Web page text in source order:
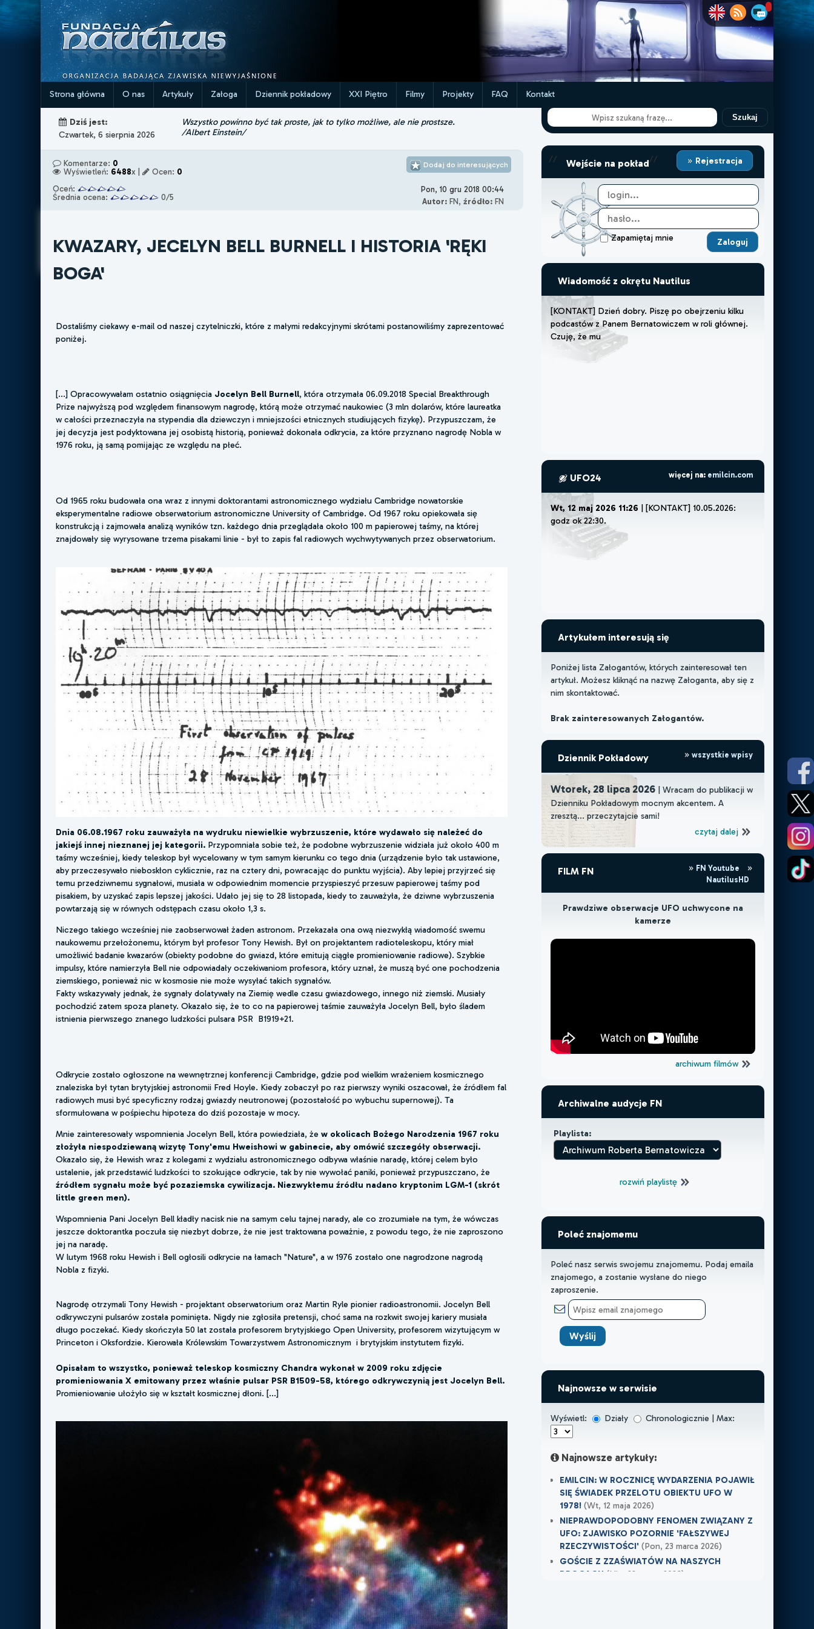
Strona główna O nas Artykuły Załoga Dziennik pokładowy XXI Piętro Filmy Projekty FAQ Kontakt
Dziś jest:
Czwartek, 6 sierpnia 2026
Wszystko powinno być tak proste, jak to tylko możliwe, ale nie prostsze.
/Albert Einstein/
Komentarze: 0
Wyświetleń: 6488x | Ocen: 0
Oceń:
Średnia ocena:
0/5
Dodaj do interesujących
Pon, 10 gru 2018 00:44
Autor:FN, źródło:FN
KWAZARY, JECELYN BELL BURNELL I HISTORIA 'RĘKI
BOGA'
Dostaliśmy ciekawy e-mail od naszej czytelniczki, które z małymi redakcyjnymi skrótami postanowiliśmy zaprezentować
poniżej.
[...] Opracowywałam ostatnio osiągnięcia Jocelyn Bell Burnell, która otrzymała 06.09.2018 Special Breakthrough
Prize najwyższą pod względem finansowym nagrodę, którą może otrzymać naukowiec (3 mln dolarów, które laureatka
w całości przeznaczyła na stypendia dla dziewczyn i mniejszości etnicznych studiujących fizykę). Przypuszczam, że
jej decyzja jest podyktowana jej osobistą historią, ponieważ dokonała odkrycia, za które przyznano nagrodę Nobla w
1976 roku, ją samą pomijając ze względu na płeć.
Od 1965 roku budowała ona wraz z innymi doktorantami astronomicznego wydziału Cambridge nowatorskie
eksperymentalne radiowe obserwatorium astronomiczne University of Cambridge. Od 1967 roku opiekowała się
konstrukcją i zajmowała analizą wyników tzn. każdego dnia przeglądała około 100 m papierowej taśmy, na której
znajdowały się wyrysowane trzema pisakami linie - był to zapis fal radiowych wychwytywanych przez obserwatorium.
Dnia 06.08.1967 roku zauważyła na wydruku niewielkie wybrzuszenie, które wydawało się należeć do
jakiejś innej nieznanej jej kategorii. Przypomniała sobie też, że podobne wybrzuszenie widziała już około 400 m
taśmy wcześniej, kiedy teleskop był wycelowany w tym samym kierunku co tego dnia (urządzenie było tak ustawione,
aby przeczesywało nieboskłon cyklicznie, raz na cztery dni, powracając do punktu wyjścia). Aby lepiej przyjrzeć się
temu przedziwnemu sygnałowi, musiała w odpowiednim momencie przyspieszyć przesuw papierowej taśmy pod
pisakiem, by uzyskać zapis lepszej jakości. Udało jej się to 28 listopada, kiedy to zauważyła, że dziwne wybrzuszenia
powtarzają się w równych odstępach czasu około 1,3 s.
Niczego takiego wcześniej nie zaobserwował żaden astronom. Przekazała ona ową niezwykłą wiadomość swemu
naukowemu przełożonemu, którym był profesor Tony Hewish. Był on projektantem radioteleskopu, który miał
umożliwić badanie kwazarów (obiekty podobne do gwiazd, które emitują ciągłe promieniowanie radiowe). Szybkie
impulsy, które namierzyła Bell nie odpowiadały oczekiwaniom profesora, który uznał, że muszą być one pochodzenia
ziemskiego, ponieważ nic w kosmosie nie może wysyłać takich sygnałów.
Fakty wskazywały jednak, że sygnały dolatywały na Ziemię wedle czasu gwiazdowego, innego niż ziemski. Musiały
pochodzić zatem spoza planety. Okazało się, że to co na papierowej taśmie zauważyła Jocelyn Bell, było śladem
istnienia pierwszego znanego ludzkości pulsara PSR B1919+21.
Odkrycie zostało ogłoszone na wewnętrznej konferencji Cambridge, gdzie pod wielkim wrażeniem kosmicznego
znaleziska był tytan brytyjskiej astronomii Fred Hoyle. Kiedy zobaczył po raz pierwszy wyniki oszacował, że źródłem fal
radiowych musi być specyficzny rodzaj gwiazdy neutronowej (pozostałość po wybuchu supernowej). Ta
sformułowana w pośpiechu hipoteza do dziś pozostaje w mocy.
Mnie zainteresowały wspomnienia Jocelyn Bell, która powiedziała, że w okolicach Bożego Narodzenia 1967 roku
złożyła niespodziewaną wizytę Tony'emu Hweishowi w gabinecie, aby omówić szczegóły obserwacji.
Okazało się, że Hewish wraz z kolegami z wydziału astronomicznego odbywa właśnie naradę, której celem było
ustalenie, jak przedstawić ludzkości to szokujące odkrycie, tak by nie wywołać paniki, ponieważ przypuszczano, że
źródłem sygnału może być pozaziemska cywilizacja. Niezwykłemu źródłu nadano kryptonim LGM-1 (skrót
little green men).
Wspomnienia Pani Jocelyn Bell kładły nacisk nie na samym celu tajnej narady, ale co zrozumiałe na tym, że wówczas
jeszcze doktorantka poczuła się niezbyt dobrze, że nie jest traktowana poważnie, z powodu tego, że nie zaproszono
jej na naradę.
W lutym 1968 roku Hewish i Bell ogłosili odkrycie na łamach "Nature", a w 1976 zostało one nagrodzone nagrodą
Nobla z fizyki.
Nagrodę otrzymali Tony Hewish - projektant obserwatorium oraz Martin Ryle pionier radioastronomii. Jocelyn Bell
odkrywczyni pulsarów została pominięta. Nigdy nie zgłosiła pretensji, choć sama na rozkwit swojej kariery musiała
długo poczekać. Kiedy skończyła 50 lat została profesorem brytyjskiego Open University, profesorem wizytującym w
Princeton i Oksfordzie. Kierowała Królewskim Towarzystwem Astronomicznym i brytyjskim instytutem fizyki.
Opisałam to wszystko, ponieważ teleskop kosmiczny Chandra wykonał w 2009 roku zdjęcie
promieniowania X emitowany przez właśnie pulsar PSR B1509-58, którego odkrywczynią jest Jocelyn Bell.
Promieniowanie ułożyło się w kształt kosmicznej dłoni. [...]
Szukaj
// Wejście na pokład// Rejestracja
Zapamiętaj mnie
Wiadomość z okrętu Nautilus
[KONTAKT] Dzień dobry. Piszę po obejrzeniu kilku
podcastów z Panem Bernatowiczem w roli głównej.
Czuję, że muszę lub
UFO24 więcej na: emilcin.com
Wt, 12 maj 2026 11:26 | [KONTAKT] 10.05.2026:
godz ok 22:30. Poszl
Artykułem interesują się
Poniżej lista Załogantów, których zainteresował ten
artykuł. Możesz kliknąć na nazwę Załoganta, aby się z
nim skontaktować.
Brak zainteresowanych Załogantów.
Dziennik Pokładowy wszystkie wpisy
Wtorek, 28 lipca 2026| Wracam do publikacji w
Dzienniku Pokładowym mocnym akcentem. A
zresztą... przeczytajcie sami!
czytaj dalej
FILM FN
FN Youtube
NautilusHD
Prawdziwe obserwacje UFO uchwycone na
kamerze
archiwum filmów
Archiwalne audycje FN
Playlista:
rozwiń playlistę
Poleć znajomemu
Poleć nasz serwis swojemu znajomemu. Podaj emaila
znajomego, a zostanie wysłane do niego
zaproszenie.
Najnowsze w serwisie
Wyświetl: Działy Chronologicznie | Max:
Najnowsze artykuły:
EMILCIN: W ROCZNICĘ WYDARZENIA POJAWIŁ
SIĘ ŚWIADEK PRZELOTU OBIEKTU UFO W
1978!(Wt, 12 maja 2026)
NIEPRAWDOPODOBNY FENOMEN ZWIĄZANY Z
UFO: ZJAWISKO POZORNIE 'FAŁSZYWEJ
RZECZYWISTOŚCI'(Pon, 23 marca 2026)
GOŚCIE Z ZZAŚWIATÓW NA NASZYCH
DROGACH (Nie, 22 marca 2026)